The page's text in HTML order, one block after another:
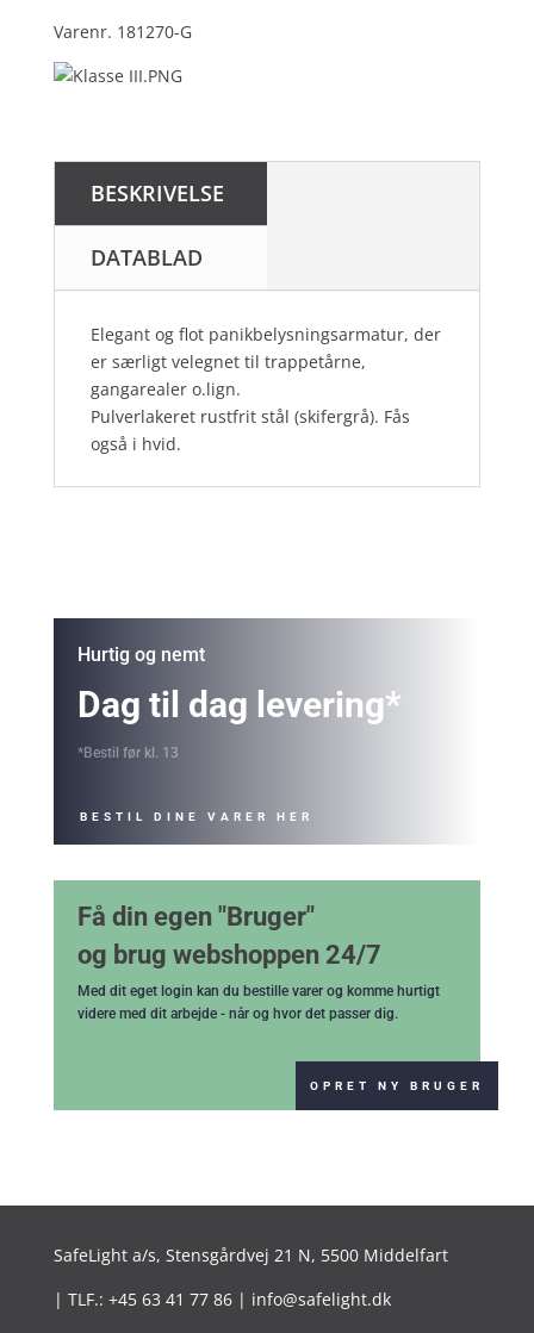
Varenr. 181270-G
BESKRIVELSE
DATABLAD
Elegant og flot panikbelysningsarmatur, der
er særligt velegnet til trappetårne,
gangarealer o.lign.
Pulverlakeret rustfrit stål (skifergrå). Fås
også i hvid.
Hurtig og nemt
Dag til dag levering*
*Bestil før kl. 13
BESTIL DINE VARER HER
Få din egen "Bruger"
og brug webshoppen 24/7
Med dit eget login kan du bestille varer og komme hurtigt
videre med dit arbejde - når og hvor det passer dig.
OPRET NY BRUGER
SafeLight a/s, Stensgårdvej 21 N, 5500 Middelfart
| TLF.: +45 63 41 77 86 | info@safelight.dk